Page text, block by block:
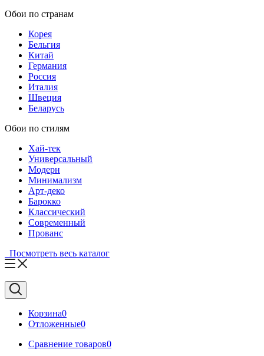
Обои по странам
Корея
Бельгия
Китай
Германия
Россия
Италия
Швеция
Беларусь
Обои по стилям
Хай-тек
Универсальный
Модерн
Минимализм
Арт-деко
Барокко
Классический
Современный
Прованс
Посмотреть весь каталог
Корзина0
Отложенные0
Сравнение товаров0